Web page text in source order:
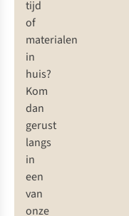
tijd
of
materialen
in
huis?
Kom
dan
gerust
langs
in
een
van
onze